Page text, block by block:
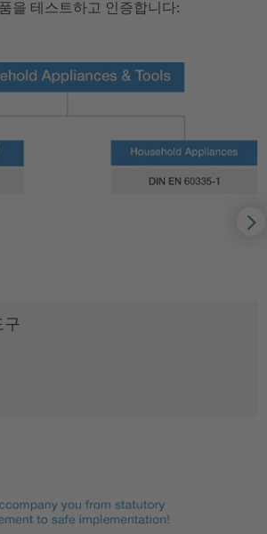
을 테스트하고 인증합니다:
구